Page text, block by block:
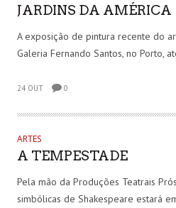
JARDINS DA AMÉRICA
A exposição de pintura recente do
Galeria Fernando Santos, no Porto,
24 OUT 0
ARTES
A TEMPESTADE
Pela mão da Produções Teatrais
simbólicas de Shakespeare estará